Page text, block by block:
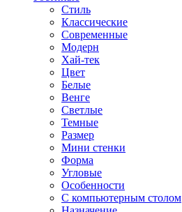
Стиль
Классические
Современные
Модерн
Хай-тек
Цвет
Белые
Венге
Светлые
Темные
Размер
Мини стенки
Форма
Угловые
Особенности
С компьютерным столом